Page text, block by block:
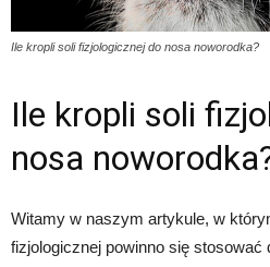
Ile kropli soli fizjologicznej do nosa noworodka?
Ile kropli soli
nosa
Witamy w naszym artykule, w
fizjologicznej powinno się stosować